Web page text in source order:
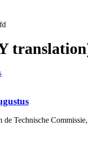
de Technische